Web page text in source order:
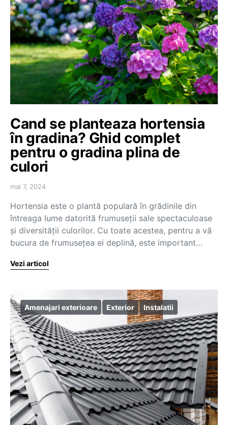
Cand se planteaza hortensia
în gradina? Ghid complet
pentru o gradina plina de
culori
mai 7, 2024
Hortensia este o plantă populară în grădinile din
întreaga lume datorită frumuseții sale spectaculoase
și diversității culorilor. Cu toate acestea, pentru a vă
bucura de frumusețea ei deplină, este important…
Vezi articol
Amenajari exterioare Exterior Instalatii